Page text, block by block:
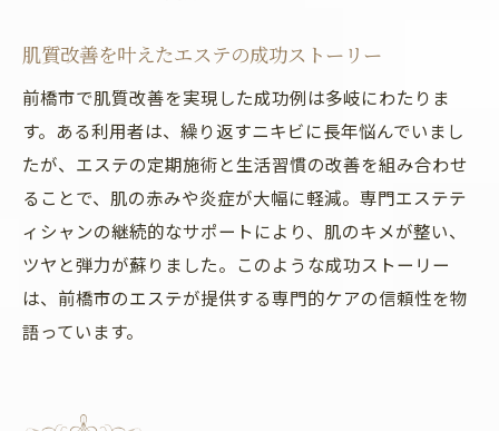
肌質改善を叶えたエステの成功ストーリー
前橋市で肌質改善を実現した成功例は多岐にわたりま
す。ある利用者は、繰り返すニキビに長年悩んでいまし
たが、エステの定期施術と生活習慣の改善を組み合わせ
ることで、肌の赤みや炎症が大幅に軽減。専門エステテ
ィシャンの継続的なサポートにより、肌のキメが整い、
ツヤと弾力が蘇りました。このような成功ストーリー
は、前橋市のエステが提供する専門的ケアの信頼性を物
語っています。